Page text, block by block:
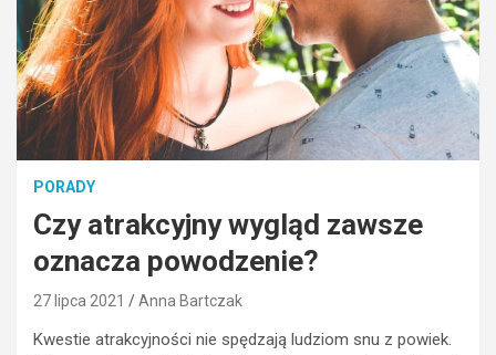
PORADY
Czy atrakcyjny wygląd zawsze
oznacza powodzenie?
27 lipca 2021 Anna Bartczak
Kwestie atrakcyjności nie spędzają ludziom snu z powiek.